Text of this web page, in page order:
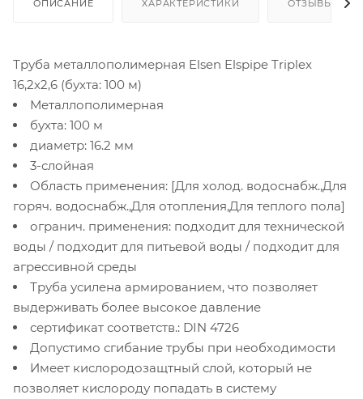
ОПИСАНИЕ ХАРАКТЕРИСТИКИ ОТЗЫВЫ
Труба металлополимерная Elsen Elspipe Triplex
16,2x2,6 (бухта: 100 м)
Металлополимерная
бухта: 100 м
диаметр: 16.2 мм
3-слойная
Область применения: [Для холод. водоснабж.,Для
горяч. водоснабж.,Для отопления,Для теплого пола]
огранич. применения: подходит для технической
воды / подходит для питьевой воды / подходит для
агрессивной среды
Труба усилена армированием, что позволяет
выдерживать более высокое давление
сертификат соответств.: DIN 4726
Допустимо сгибание трубы при необходимости
Имеет кислородозащтный слой, который не
позволяет кислороду попадать в систему